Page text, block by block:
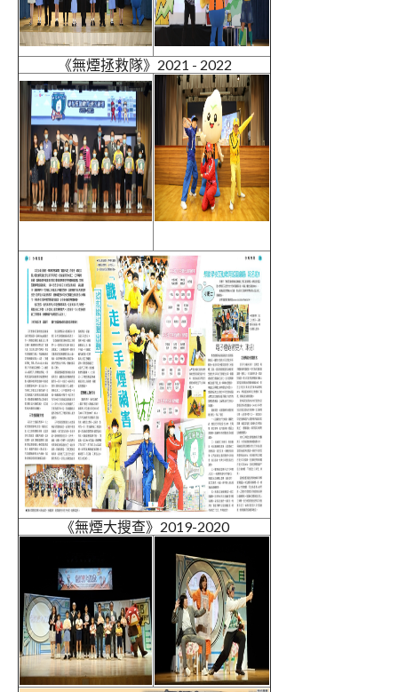
《無煙拯救隊》2021 - 2022
《無煙大搜查》2019-2020